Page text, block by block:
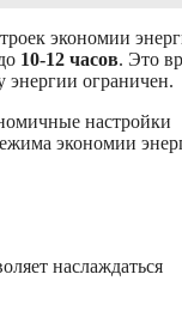
экономии
10-12 часов. Это
энергии ограничен.
настройки
экономии
наслаждаться